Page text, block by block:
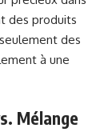
des produits
des
à une
Mélange